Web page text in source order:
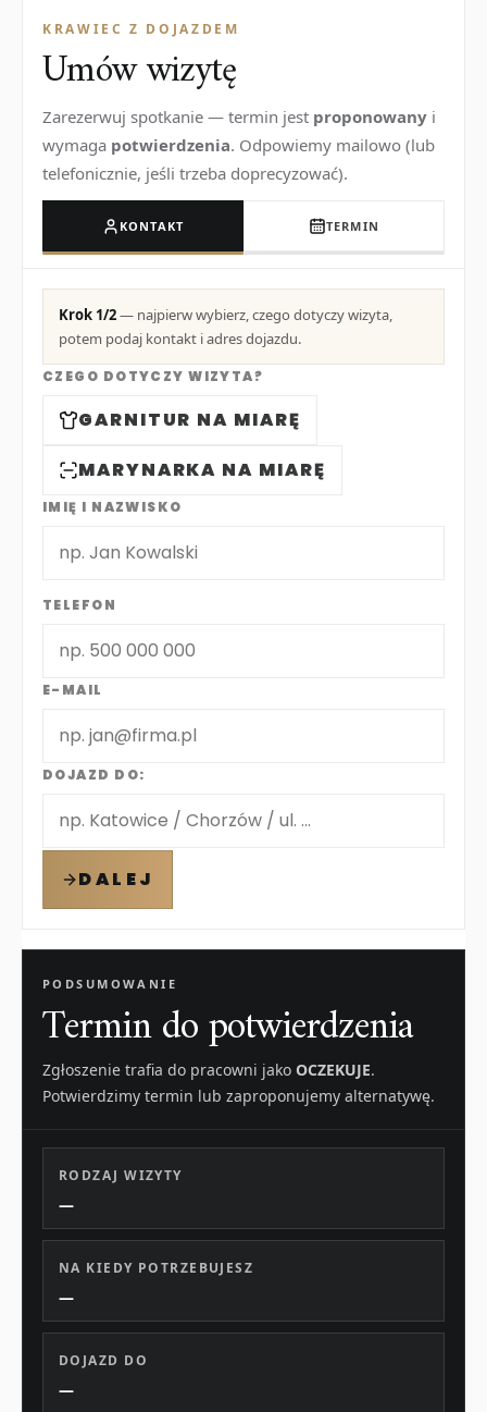
KRAWIEC Z DOJAZDEM
Umów wizytę
Zarezerwuj spotkanie — termin jest proponowany i
wymaga potwierdzenia. Odpowiemy mailowo (lub
telefonicznie, jeśli trzeba doprecyzować).
KONTAKT TERMIN
Krok 1/2— najpierw wybierz, czego dotyczy wizyta,
potem podaj kontakt i adres dojazdu.
CZEGO DOTYCZY WIZYTA?
GARNITUR NA MIARĘ
MARYNARKA NA MIARĘ
IMIĘ I NAZWISKO
TELEFON
E-MAIL
DOJAZD DO:
DALEJ
PODSUMOWANIE
Termin do potwierdzenia
Zgłoszenie trafia do pracowni jako OCZEKUJE.
Potwierdzimy termin lub zaproponujemy alternatywę.
RODZAJ WIZYTY
—
NA KIEDY POTRZEBUJESZ
—
DOJAZD DO
—